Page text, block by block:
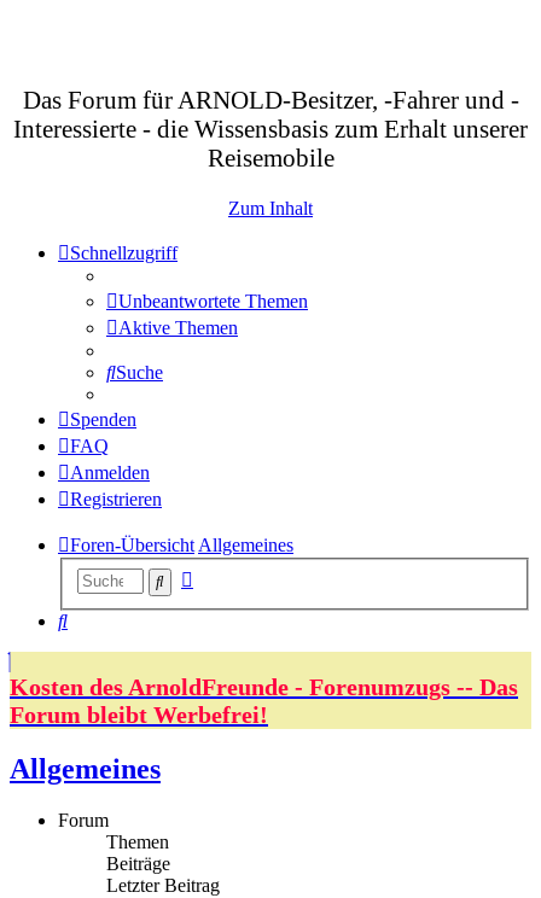
Das Forum für ARNOLD-Besitzer, -Fahrer und -
Interessierte - die Wissensbasis zum Erhalt unserer
Reisemobile
Zum Inhalt
Schnellzugriff
Unbeantwortete Themen
Aktive Themen
Suche
Spenden
FAQ
Anmelden
Registrieren
Foren-Übersicht Allgemeines
Suche
Suche
Kosten des ArnoldFreunde - Forenumzugs -- Das
Forum bleibt Werbefrei!
Allgemeines
Forum
Themen
Beiträge
Letzter Beitrag